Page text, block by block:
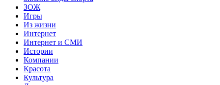
ЗОЖ
Игры
Из жизни
Интернет
Интернет и СМИ
Истории
Компании
Красота
Культура